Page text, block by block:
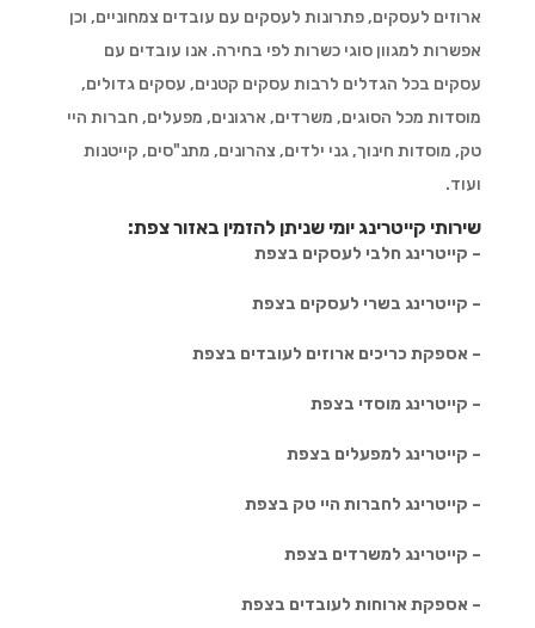
ארוזים לעסקים, פתרונות לעסקים עם עובדים צמחוניים, וכן
אפשרות למגוון סוגי כשרות לפי בחירה. אנו עובדים עם
עסקים בכל הגדלים לרבות עסקים קטנים, עסקים גדולים,
מוסדות מכל הסוגים, משרדים, ארגונים, מפעלים, חברות היי
טק, מוסדות חינוך, גני ילדים, צהרונים, מתנ"סים, קייטנות
ועוד.
שירותי קייטרינג יומי שניתן להזמין באזור צפת:
– קייטרינג חלבי לעסקים בצפת
– קייטרינג בשרי לעסקים בצפת
– אספקת כריכים ארוזים לעובדים בצפת
– קייטרינג מוסדי בצפת
– קייטרינג למפעלים בצפת
– קייטרינג לחברות היי טק בצפת
– קייטרינג למשרדים בצפת
– אספקת ארוחות לעובדים בצפת